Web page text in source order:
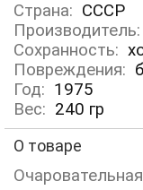
Страна: СССР
Производитель:
Сохранность:
Повреждения:
Год: 1975
Вес: 240 гр
О товаре